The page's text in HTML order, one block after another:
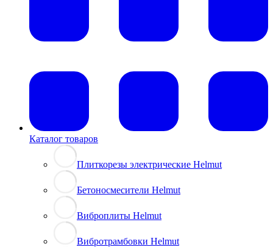
Каталог товаров
Плиткорезы электрические Helmut
Бетоносмесители Helmut
Виброплиты Helmut
Вибротрамбовки Helmut